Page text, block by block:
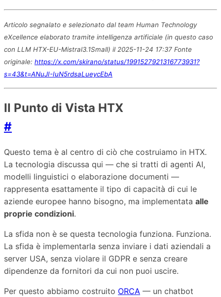
Articolo segnalato e selezionato dal team Human Technology
eXcellence elaborato tramite intelligenza artificiale (in questo caso
con LLM HTX-EU-Mistral3.1Small) il 2025-11-24 17:37 Fonte
originale: https://x.com/skirano/status/1991527921316773931?
s=43&t=ANuJI-IuN5rdsaLueycEbA
Il Punto di Vista HTX
#
Questo tema è al centro di ciò che costruiamo in HTX.
La tecnologia discussa qui — che si tratti di agenti AI,
modelli linguistici o elaborazione documenti —
rappresenta esattamente il tipo di capacità di cui le
aziende europee hanno bisogno, ma implementata alle
proprie condizioni.
La sfida non è se questa tecnologia funziona. Funziona.
La sfida è implementarla senza inviare i dati aziendali a
server USA, senza violare il GDPR e senza creare
dipendenze da fornitori da cui non puoi uscire.
Per questo abbiamo costruito ORCA — un chatbot